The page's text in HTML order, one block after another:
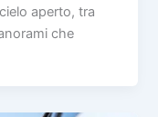
aperto, tra
che